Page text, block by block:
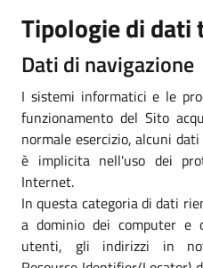
Tipologie di
Dati di navigazione
I sistemi informatici e le
funzionamento del Sito
normale esercizio, alcuni
è implicita nell'uso dei
Internet.
In questa categoria di dati
a dominio dei computer e
utenti, gli indirizzi in